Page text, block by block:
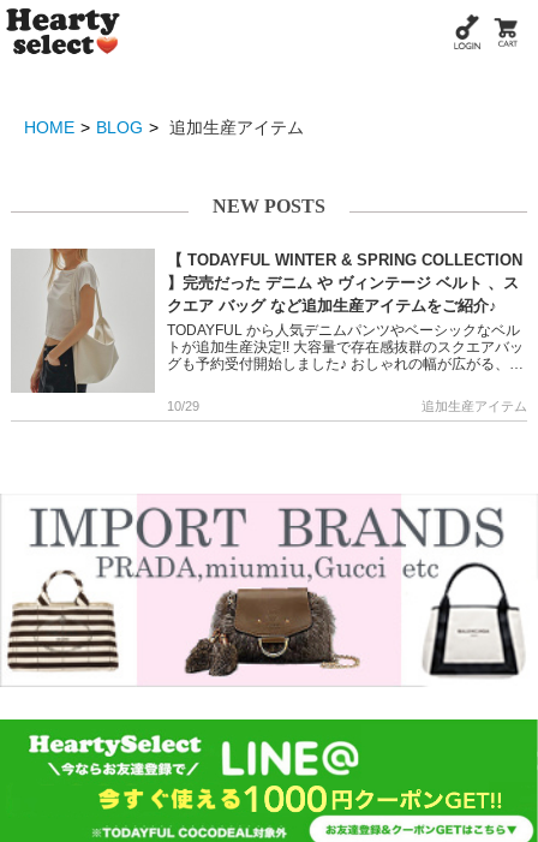
HOME BLOG 追加生産アイテム
NEW POSTS
【 TODAYFUL WINTER & SPRING COLLECTION
】完売だった デニム や ヴィンテージ ベルト 、ス
クエア バッグ など追加生産アイテムをご紹介♪
TODAYFUL から人気デニムパンツやベーシックなベル
トが追加生産決定!! 大容量で存在感抜群のスクエアバッ
グも予約受付開始しました♪ おしゃれの幅が広がる、こ
さい […]
10/29 追加生産アイテム